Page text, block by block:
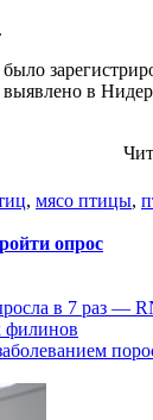
в
, мясо птицы,
опрос
в 7 раз —
филинов